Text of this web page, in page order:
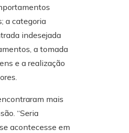
a categoria
indesejada
a tomada
e a realização
mais
“Seria
acontecesse em